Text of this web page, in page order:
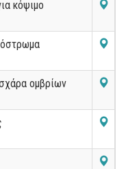
κόψιμο
ομβρίων